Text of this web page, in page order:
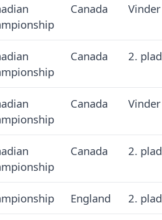
Canada Vinder
Canada 2.
Canada Vinder
Canada 2.
England 2.